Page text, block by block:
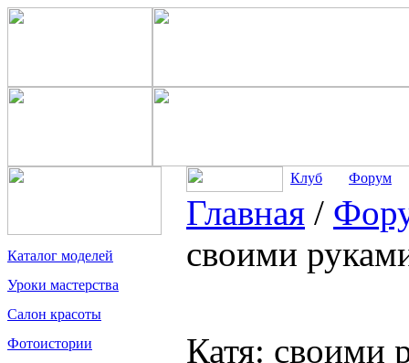
Каталог моделей
Уроки мастерства
Салон красоты
Фотоистории
Клуб Форум
Главная /
своими
Катя: своими